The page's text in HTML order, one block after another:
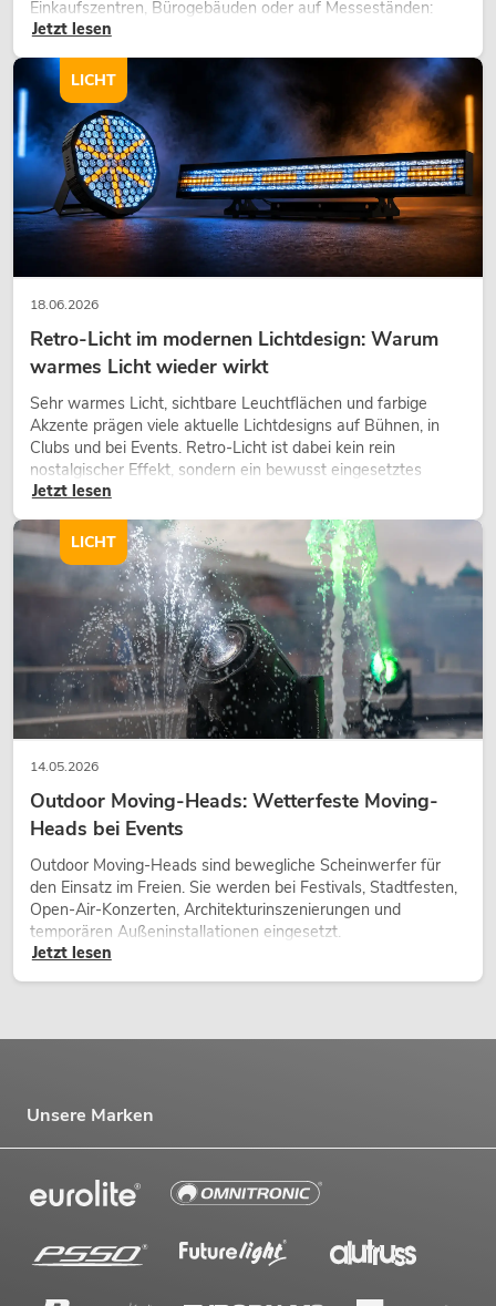
Einkaufszentren, Bürogebäuden oder auf Messeständen:
eine hochwertige Begrünung gehört heute längst zum
Jetzt lesen
18.06.2026
Retro-Licht im modernen Lichtdesign: Warum
warmes Licht wieder wirkt
Sehr warmes Licht, sichtbare Leuchtflächen und farbige
Akzente prägen viele aktuelle Lichtdesigns auf Bühnen, in
Clubs und bei Events. Retro-Licht ist dabei kein rein
nostalgischer Effekt, sondern ein bewusst eingesetztes
Gestaltungsmittel: Es schafft Atmosphäre, gibt Szenen
wirken lassen.
Jetzt lesen
LICHT
14.05.2026
Outdoor Moving-Heads: Wetterfeste Moving-
Heads bei Events
Outdoor Moving-Heads sind bewegliche Scheinwerfer für
den Einsatz im Freien. Sie werden bei Festivals, Stadtfesten,
Open-Air-Konzerten, Architekturinszenierungen und
temporären Außeninstallationen eingesetzt.
Jetzt lesen
LICHT
Unsere Marken